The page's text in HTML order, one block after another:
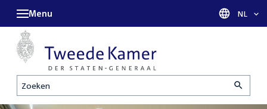
Zoeken
Menu Taal
NL